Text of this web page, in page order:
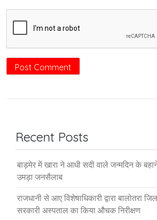
Recent Posts
बाड़मेर में खारा ने आधी सदी वाले जन्मदिन के
उमड़ा जनसैलाब
राजधानी से आए विशेषाधिकारी द्वारा बालोतरा
सरकारी अस्पताल का किया औचक निरीक्षण